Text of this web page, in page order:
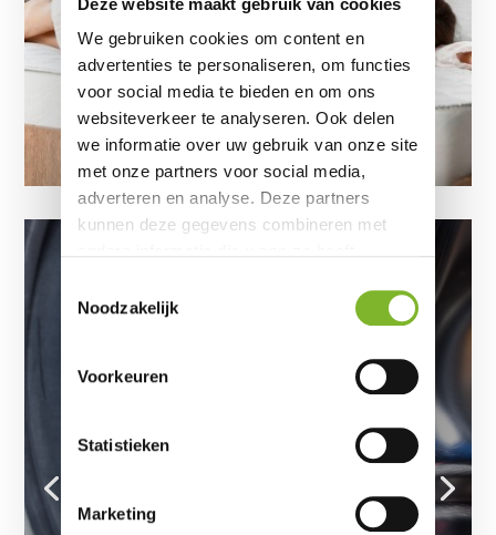
We gebruiken cookies om content en
advertenties te personaliseren, om functies
voor social media te bieden en om ons
websiteverkeer te analyseren. Ook delen
we informatie over uw gebruik van onze site
met onze partners voor social media,
adverteren en analyse. Deze partners
kunnen deze gegevens combineren met
basis van uw gebruik van hun services.
Noodzakelijk
Voorkeuren
Statistieken
Marketing
wasmachine essentieel is voor
doorSlaapexpert redactie 27 mei 2025|
gebruiken en uw beddengoed op de juiste
wasmachine niet schoon is, zal uw was
nooit écht fris ruiken. Dit is niet alleen